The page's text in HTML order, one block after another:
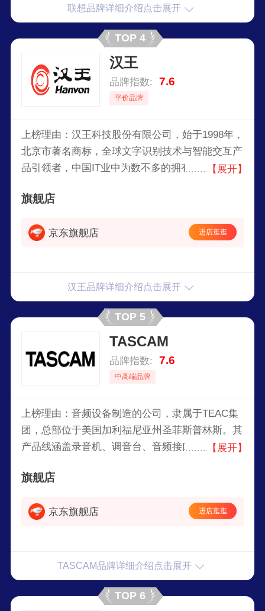
联想品牌详细介绍点击展开
TOP 4
汉王
品牌指数: 7.6
平价品牌
上榜理由：汉王科技股份有限公司，始于1998年，
北京市著名商标，全球文字识别技术与智能交互产
品引领者，中国IT业中为数不多的拥有核心技术的
【展开】
旗舰店
京东旗舰店 进店逛逛
汉王品牌详细介绍点击展开
TOP 5
TASCAM
品牌指数: 7.6
中高端品牌
上榜理由：音频设备制造的公司，隶属于TEAC集
团，总部位于美国加利福尼亚州圣菲斯普林斯。其
产品线涵盖录音机、调音台、音频接口和其他专业
音频制作等领域。TASCAM在全球拥有众多员工，
【展开】
旗舰店
京东旗舰店 进店逛逛
TASCAM品牌详细介绍点击展开
TOP 6